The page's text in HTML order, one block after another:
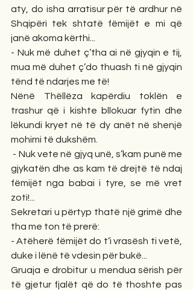
aty, do isha arratisur për të ardhur në
Shqipëri tek shtatë fëmijët e mi që
janë akoma kërthi...
- Nuk më duhet ç’tha ai në gjyqin e tij,
mua më duhet ç’do thuash ti në gjyqin
tënd të ndarjes me të!
Nënë Thëllëza kapërdiu toklën e
trashur që i kishte bllokuar fytin dhe
lëkundi kryet në të dy anët në shenjë
mohimi të dukshëm.
- Nuk vete në gjyq unë, s’kam punë me
gjykatën dhe as kam të drejtë të ndaj
fëmijët nga babai i tyre, se më vret
zoti!...
Sekretari u përtyp thatë një grimë dhe
tha me ton të prerë:
- Atëherë fëmijët do t’i vrasësh ti vetë,
duke i lënë të vdesin për bukë...
Gruaja e drobitur u mendua sërish për
të gjetur fjalët që do të thoshte pas